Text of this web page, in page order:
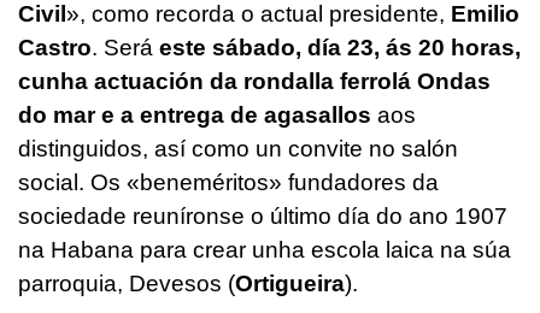
Civil », como recorda o actual presidente, Emilio
Castro. Será este sábado, día 23, ás 20 horas,
cunha actuación da rondalla ferrolá Ondas
do mar e a entrega de agasallos aos
distinguidos, así como un convite no salón
social. Os «beneméritos» fundadores da
sociedade reuníronse o último día do ano 1907
na Habana para crear unha escola laica na súa
parroquia, Devesos (Ortigueira).